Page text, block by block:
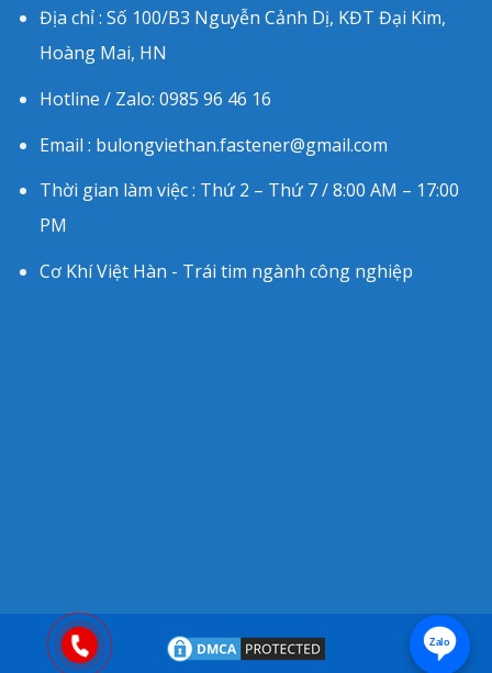
Địa chỉ : Số 100/B3 Nguyễn Cảnh Dị, KĐT Đại Kim,
Hoàng Mai, HN
Hotline / Zalo: 0985 96 46 16
Email : bulongviethan.fastener@gmail.com
Thời gian làm việc : Thứ 2 – Thứ 7 / 8:00 AM – 17:00
PM
Cơ Khí Việt Hàn - Trái tim ngành công nghiệp
Zalo